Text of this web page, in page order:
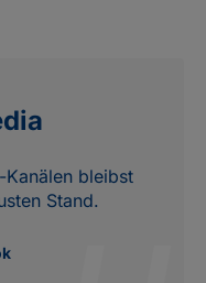
bleibst
Stand.